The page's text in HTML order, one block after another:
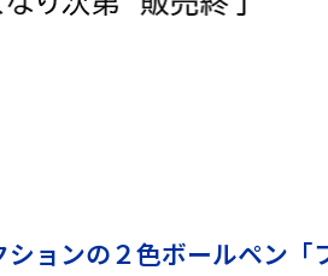
ョンの２色ボールペン「